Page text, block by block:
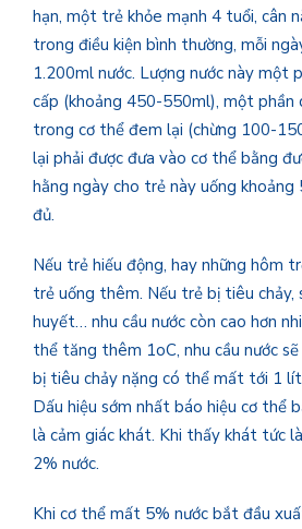
hạn, một trẻ khỏe mạnh 4 tuổi, cân
trong điều kiện bình thường, mỗi
1.200ml nước. Lượng nước này một
cấp (khoảng 450-550ml), một phần
trong cơ thể đem lại (chừng 100-
lại phải được đưa vào cơ thể bằng
hằng ngày cho trẻ này uống
đủ.
Nếu trẻ hiếu động, hay những hôm
trẻ uống thêm. Nếu trẻ bị tiêu
huyết… nhu cầu nước còn cao hơn
thể tăng thêm 1oC, nhu cầu nước
bị tiêu chảy nặng có thể mất tới 1
Dấu hiệu sớm nhất báo hiệu cơ thể
là cảm giác khát. Khi thấy khát tức
2% nước.
Khi cơ thể mất 5% nước bắt đầu